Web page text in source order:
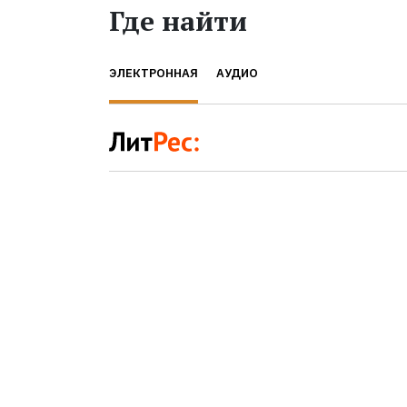
Где найти
ЭЛЕКТРОННАЯ АУДИО